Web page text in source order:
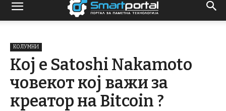
КОЛУМНИ
Кој е Satoshi Nakamoto
човекот кој важи за
креатор на Bitcoin ?